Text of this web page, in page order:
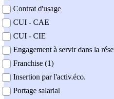
Contrat d'usage
CUI - CAE
CUI - CIE
Engagement à servir dans la
Franchise (1)
Insertion par l'activ.éco.
Portage salarial